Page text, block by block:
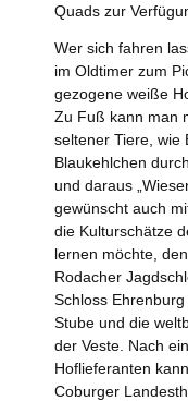
Quads zur
Wer sich fahren
im Oldtimer zum
gezogene weiße
Zu Fuß kann man
seltener Tiere, wie
Blaukehlchen
und daraus
gewünscht auch
die Kulturschätze
lernen möchte,
Rodacher
Schloss
Stube und die
der Veste. Nach
Hoflieferanten
Coburger